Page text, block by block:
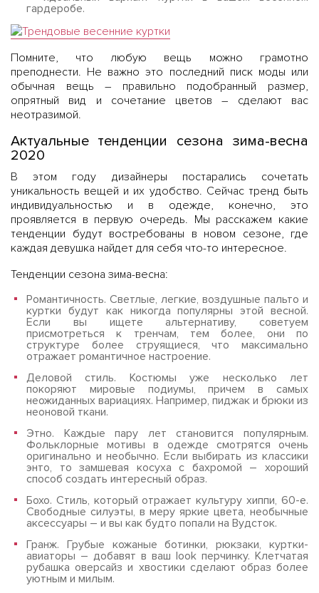
гардеробе.
Помните, что любую вещь можно грамотно
преподнести. Не важно это последний писк моды или
обычная вещь – правильно подобранный размер,
опрятный вид и сочетание цветов – сделают вас
неотразимой.
Актуальные тенденции сезона зима-весна
2020
В этом году дизайнеры постарались сочетать
уникальность вещей и их удобство. Сейчас тренд быть
индивидуальностью и в одежде, конечно, это
проявляется в первую очередь. Мы расскажем какие
тенденции будут востребованы в новом сезоне, где
каждая девушка найдет для себя что-то интересное.
Тенденции сезона зима-весна:
Романтичность. Светлые, легкие, воздушные пальто и
куртки будут как никогда популярны этой весной.
Если вы ищете альтернативу, советуем
присмотреться к тренчам, тем более, они по
структуре более струящиеся, что максимально
отражает романтичное настроение.
Деловой стиль. Костюмы уже несколько лет
покоряют мировые подиумы, причем в самых
неожиданных вариациях. Например, пиджак и брюки из
неоновой ткани.
Этно. Каждые пару лет становится популярным.
Фольклорные мотивы в одежде смотрятся очень
оригинально и необычно. Если выбирать из классики
энто, то замшевая косуха с бахромой – хороший
способ создать интересный образ.
Бохо. Стиль, который отражает культуру хиппи, 60-е.
Свободные силуэты, в меру яркие цвета, необычные
аксессуары – и вы как будто попали на Вудсток.
Гранж. Грубые кожаные ботинки, рюкзаки, куртки-
авиаторы – добавят в ваш look перчинку. Клетчатая
рубашка оверсайз и хвостики сделают образ более
уютным и милым.